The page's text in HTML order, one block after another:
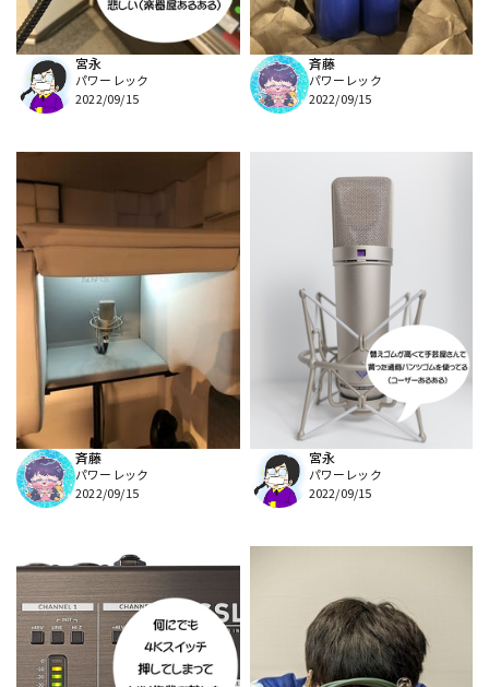
宮永
パワーレック
2022/09/15
斉藤
パワーレック
2022/09/15
斉藤
パワーレック
2022/09/15
宮永
パワーレック
2022/09/15